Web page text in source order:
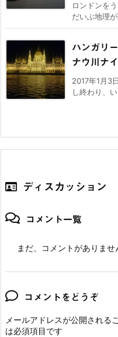
ロンドンを
だいぶ地理
ハンガリ
ナウ川ナ
2017年1月3
し終わり、
ディスカッション
コメント一覧
まだ、コメントがありませ
コメントをどうぞ
メールアドレスが公開される
は必須項目です